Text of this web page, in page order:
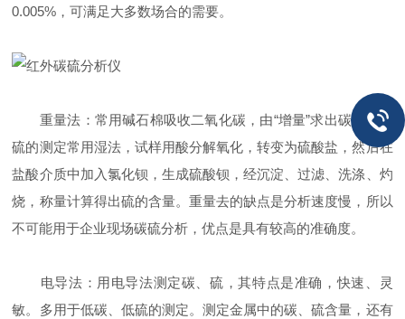
0.005%，可满足大多数场合的需要。
重量法：常用碱石棉吸收二氧化碳，由“增量”求出碳含量。
硫的测定常用湿法，试样用酸分解氧化，转变为硫酸盐，然后在
盐酸介质中加入氯化钡，生成硫酸钡，经沉淀、过滤、洗涤、灼
烧，称量计算得出硫的含量。重量去的缺点是分析速度慢，所以
不可能用于企业现场碳硫分析，优点是具有较高的准确度。
电导法：用电导法测定碳、硫，其特点是准确，快速、灵
敏。多用于低碳、低硫的测定。测定金属中的碳、硫含量，还有